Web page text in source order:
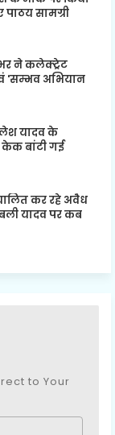
पाठय सामग्री
ने कलेक्ट्रेट
'सम्भव अभियान
यादव के
बांटी गई
कर रहे अवैध
यादव पर कब
to Your